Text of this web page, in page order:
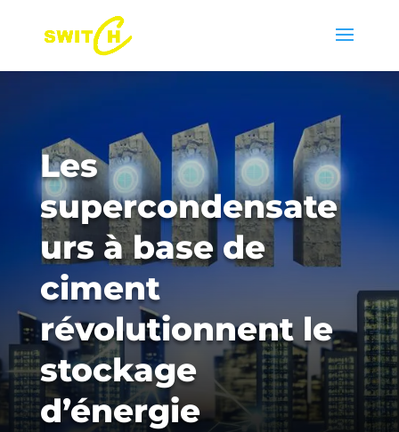
Les
supercondensate
urs à base de
ciment
révolutionnent le
stockage
d’énergie